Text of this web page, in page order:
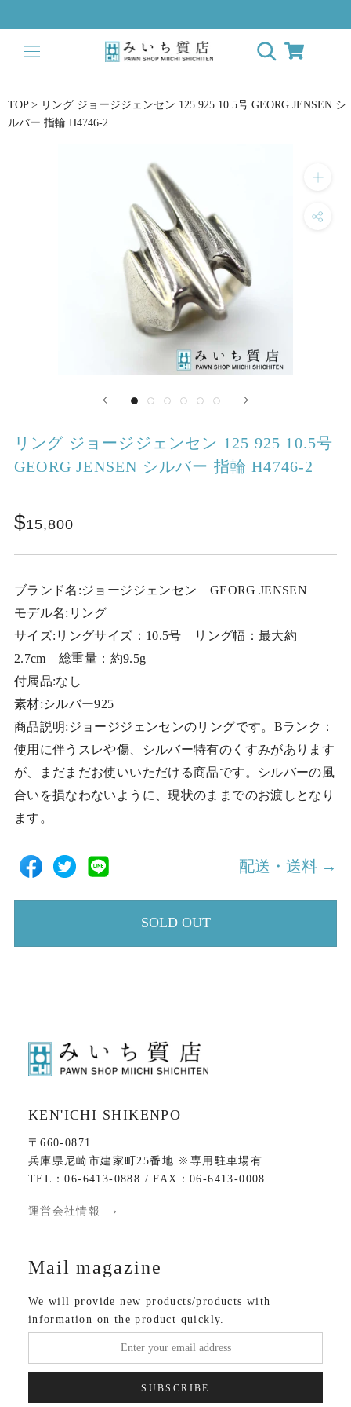
to
content
TOP > リング ジョージジェンセン 125 925 10.5号 GEORG JENSEN シ
ルバー 指輪 H4746-2
リング ジョージジェンセン 125 925 10.5号
GEORG JENSEN シルバー 指輪 H4746-2
15,800
ブランド名:ジョージジェンセン GEORG JENSEN
モデル名:リング
サイズ:リングサイズ：10.5号 リング幅：最大約
2.7cm 総重量：約9.5g
付属品:なし
素材:シルバー925
商品説明:ジョージジェンセンのリングです。Bランク：
使用に伴うスレや傷、シルバー特有のくすみがあります
が、まだまだお使いいただける商品です。シルバーの風
合いを損なわないように、現状のままでのお渡しとなり
ます。
配送・送料 →
SOLD OUT
KEN'ICHI SHIKENPO
〒660-0871
兵庫県尼崎市建家町25番地 ※専用駐車場有
TEL：06-6413-0888 / FAX：06-6413-0008
運営会社情報 ›
Mail magazine
We will provide new products/products with
information on the product quickly.
SUBSCRIBE